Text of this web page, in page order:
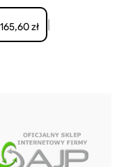
165,60zł |